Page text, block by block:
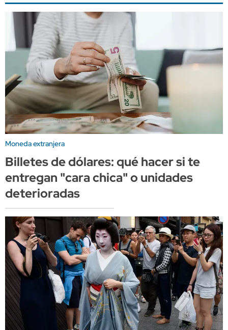
Moneda extranjera
Billetes de dólares: qué hacer si te
entregan "cara chica" o unidades
deterioradas